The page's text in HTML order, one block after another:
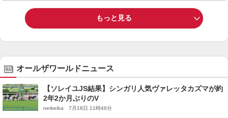
もっと見る
オールザワールドニュース
【ソレイユJS結果】シンガリ人気ヴァレッタカズマが約
2年2か月ぶりのV
netkeiba 7月18日 11時46分